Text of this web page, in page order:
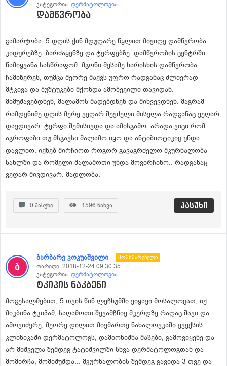
კატეგორია: დერმატოლოგია
დამწვრობა
გამარჯობა. 5 დღის ქინ მდუღარე წყლით მივიღე დამწვრობა
კიდურებზე. ბარძაყენზე და ტერფებზე. დამწვრობის ცენტრში
წამიყვანა სასწრაფომ. მგონი მესამე ხარისხის დამწვრობა
ჩამიწერეს, თუმცა მეორე მაქვს უფრო რადგანაც ძლიერად
მტკივა და ბუშტუკები მქონდა ამობეეილი თავიდან.
მიმუშავებდნენ, მალამოს მადებდნენ და მიხვევდნენ. მაგრამ
რამდენიმე დღის მერე ვეღარ შევძელი მისვლა რადგანაც ვეღარ
დავდივარ. ტერფი შემისივდა და ამისგამო. არადა ვიცი რომ
აგროფაბი თუ მსგავსი მალამო იყო და ანტიბიოტიკიც უნდა
დავლიო. იქნებ მირჩიოთ როგორ გავაგრძელო მკურნალობა
სახლში და რომელი მალამოთი უნდა მოვირჩინო.. რადგანაც
ვეღარ მივდივარ. მადლობა.
0 პასუხი 1596 ნახვა პასუხი
ბარბარე კოკუაშვილი Მომხმარებელი
თარიღი: 2018-12-24 09:30:35
კატეგორია: დერმატოლოგია
ტკიპის ნაკბენი
მოგესალმებით, 5 თვის წინ ლეჩხუმში ვიყავი მოსალოცათ, იქ
მიკბინა ტკიპამ, საღამოთი შევამჩნიე მკერდზე რაღაც შავი და
ამოვიძვრე, მეორე დილით მივმართე ნახალოვკაში ევექსის
კლინიკაში დერმატოლოგს, დამიონიშნა მაზები, გამოვიყენე და
არ მიშველა შემდეგ ტატიშვილში სხვა დერმატოლოგთან და
მომირჩა, მომიშუშდა... მკურნალობის შემდეგ გავიდა 3 თვე და